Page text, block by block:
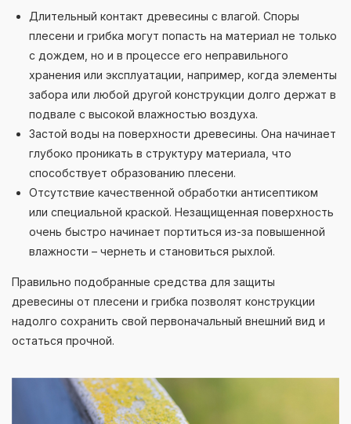
Длительный контакт древесины с влагой. Споры
плесени и грибка могут попасть на материал не только
с дождем, но и в процессе его неправильного
хранения или эксплуатации, например, когда элементы
забора или любой другой конструкции долго держат в
подвале с высокой влажностью воздуха.
Застой воды на поверхности древесины. Она начинает
глубоко проникать в структуру материала, что
способствует образованию плесени.
Отсутствие качественной обработки антисептиком
или специальной краской. Незащищенная поверхность
очень быстро начинает портиться из-за повышенной
влажности – чернеть и становиться рыхлой.
Правильно подобранные средства для защиты
древесины от плесени и грибка позволят конструкции
надолго сохранить свой первоначальный внешний вид и
остаться прочной.